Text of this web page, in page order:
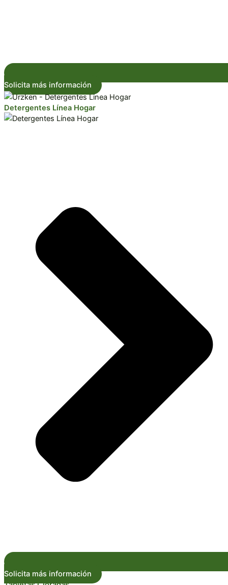
Solicita más información
Detergentes Línea Hogar
Solicita más información